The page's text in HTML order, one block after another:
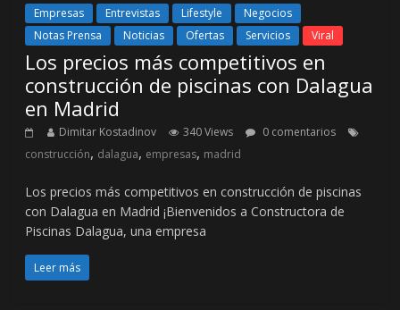
Empresas Entrevistas Lifestyle
Negocios
Notas Prensa
Noticias Ofertas Servicios Viral
Los precios más competitivos en
construcción de piscinas con Dalagua
en Madrid
Dimitar Kostadinov 340 Views
0 comentarios
construcción, dalagua, empresas, madrid
Los precios más competitivos en construcción de piscinas
con Dalagua en Madrid ¡Bienvenidos a Constructora de
Piscinas Dalagua, una empresa
Leer más